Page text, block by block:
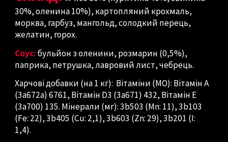
30%, оленина 10%), картопляний крохмаль,
морква, гарбуз, мангольд, солодкий перець,
желатин, горох.
Соус:бульйон з оленини, розмарин (0,5%),
паприка, петрушка, лавровий лист, чебрець.
Харчові добавки (на 1 кг): Вітаміни (МО): Вітамін A
(3a672a) 6761, Вітамін D3 (3a671) 432, Вітамін E
(3a700) 135. Мінерали (мг): 3b503 (Mn: 11), 3b103
(Fe: 22), 3b405 (Cu: 2,1), 3b603 (Zn: 29), 3b201 (I:
1,4).